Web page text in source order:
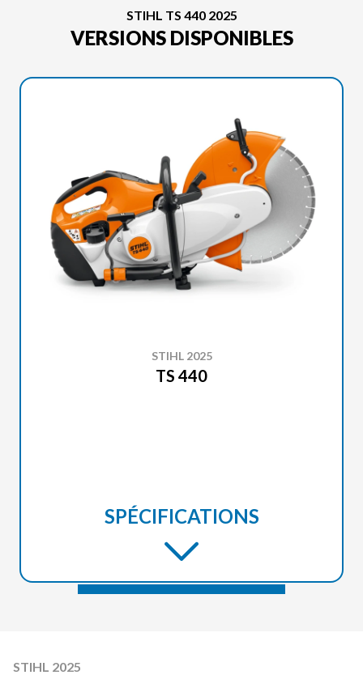
STIHL TS 440 2025
VERSIONS DISPONIBLES
STIHL 2025
TS 440
SPÉCIFICATIONS
STIHL 2025